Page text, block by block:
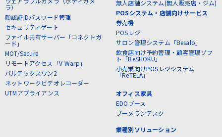
ラ）
顔認証IDパスワード管理
セキュリティゲート
ファイル共有サーバー「コネクトガ
ード」
MOT/Secure
リモートアクセス「V-Warp」
バルテックスワン2
ネットワークビデオレコーダー
UTMアプライアンス
無人店舗システム(無人販売店・ジム)
POSシステム・店舗向けサービス
券売機
POSレジ
サロン管理システム「Besalo」
飲食店向け予約管理・顧客管理ソフ
ト「BeSHOKU」
小売業向けPOSレジシステム
「ReTELA」
オフィス家具
EDOブース
ブーメランデスク
業種別ソリューション